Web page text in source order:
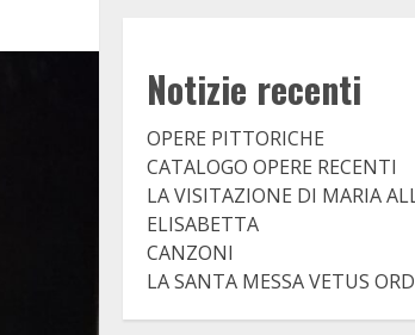
Notizie recenti
OPERE PITTORICHE
CATALOGO OPERE RECENTI
LA VISITAZIONE DI MARIA
ELISABETTA
CANZONI
LA SANTA MESSA VETUS